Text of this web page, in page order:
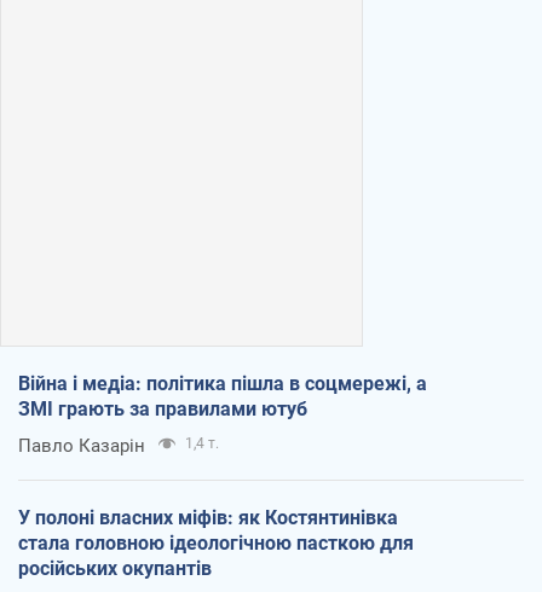
Війна і медіа: політика пішла в соцмережі, а
ЗМІ грають за правилами ютуб
Павло Казарін 1,4 т.
У полоні власних міфів: як Костянтинівка
стала головною ідеологічною пасткою для
російських окупантів